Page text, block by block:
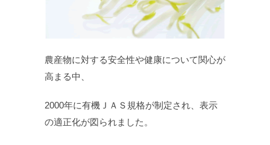
農産物に対する安全性や健康について関心が
高まる中、
2000年に有機ＪＡＳ規格が制定され、表示
の適正化が図られました。